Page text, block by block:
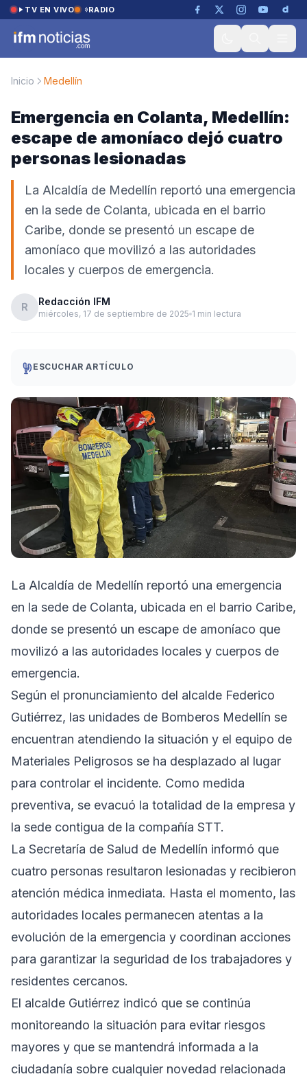
Saltar al contenido
TV EN VIVO RADIO
Inicio Medellín
Emergencia en Colanta, Medellín:
escape de amoníaco dejó cuatro
personas lesionadas
La Alcaldía de Medellín reportó una emergencia
en la sede de Colanta, ubicada en el barrio
Caribe, donde se presentó un escape de
amoníaco que movilizó a las autoridades
locales y cuerpos de emergencia.
R Redacción IFM
miércoles, 17 de septiembre de 2025 1 min lectura
ESCUCHAR ARTÍCULO
La Alcaldía de Medellín reportó una emergencia
en la sede de Colanta, ubicada en el barrio Caribe,
donde se presentó un escape de amoníaco que
movilizó a las autoridades locales y cuerpos de
emergencia.
Según el pronunciamiento del alcalde Federico
Gutiérrez, las unidades de Bomberos Medellín se
encuentran atendiendo la situación y el equipo de
Materiales Peligrosos se ha desplazado al lugar
para controlar el incidente. Como medida
preventiva, se evacuó la totalidad de la empresa y
la sede contigua de la compañía STT.
La Secretaría de Salud de Medellín informó que
cuatro personas resultaron lesionadas y recibieron
atención médica inmediata. Hasta el momento, las
autoridades locales permanecen atentas a la
evolución de la emergencia y coordinan acciones
para garantizar la seguridad de los trabajadores y
residentes cercanos.
El alcalde Gutiérrez indicó que se continúa
monitoreando la situación para evitar riesgos
mayores y que se mantendrá informada a la
ciudadanía sobre cualquier novedad relacionada